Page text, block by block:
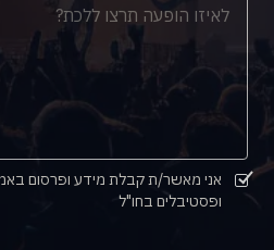
ופסטיבלים בחו"ל